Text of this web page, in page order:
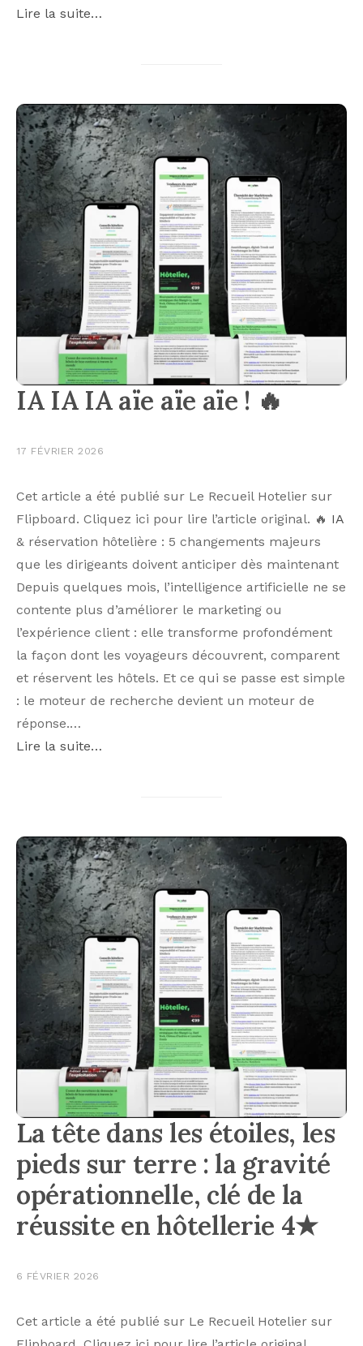
Lire la suite…
IA IA IA aïe aïe aïe ! 🔥
17 FÉVRIER 2026
Cet article a été publié sur Le Recueil Hotelier sur
Flipboard. Cliquez ici pour lire l’article original. 🔥 IA
& réservation hôtelière : 5 changements majeurs
que les dirigeants doivent anticiper dès maintenant
Depuis quelques mois, l’intelligence artificielle ne se
contente plus d’améliorer le marketing ou
l’expérience client : elle transforme profondément
la façon dont les voyageurs découvrent, comparent
et réservent les hôtels. Et ce qui se passe est simple
: le moteur de recherche devient un moteur de
réponse.…
Lire la suite…
La tête dans les étoiles, les
pieds sur terre : la gravité
opérationnelle, clé de la
réussite en hôtellerie 4★
6 FÉVRIER 2026
Cet article a été publié sur Le Recueil Hotelier sur